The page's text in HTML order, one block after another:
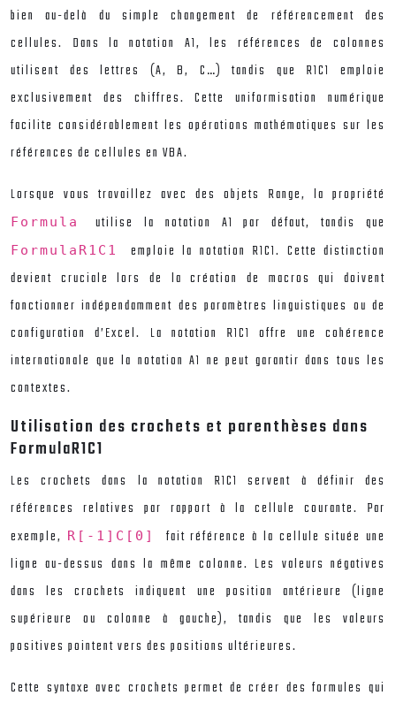
bien au-delà du simple changement de référencement des
cellules. Dans la notation A1, les références de colonnes
utilisent des lettres (A, B, C…) tandis que R1C1 emploie
exclusivement des chiffres. Cette uniformisation numérique
facilite considérablement les opérations mathématiques sur les
références de cellules en VBA.
Lorsque vous travaillez avec des objets Range, la propriété
Formula utilise la notation A1 par défaut, tandis que
FormulaR1C1 emploie la notation R1C1. Cette distinction
devient cruciale lors de la création de macros qui doivent
fonctionner indépendamment des paramètres linguistiques ou de
configuration d’Excel. La notation R1C1 offre une cohérence
internationale que la notation A1 ne peut garantir dans tous les
contextes.
Utilisation des crochets et parenthèses dans
FormulaR1C1
Les crochets dans la notation R1C1 servent à définir des
références relatives par rapport à la cellule courante. Par
exemple, R[-1]C[0] fait référence à la cellule située une
ligne au-dessus dans la même colonne. Les valeurs négatives
dans les crochets indiquent une position antérieure (ligne
supérieure ou colonne à gauche), tandis que les valeurs
positives pointent vers des positions ultérieures.
Cette syntaxe avec crochets permet de créer des formules qui